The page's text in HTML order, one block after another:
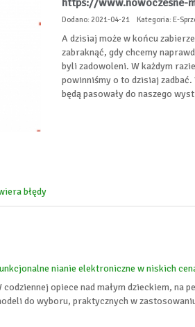
https://www.nowoczesne-
Dodano: 2021-04-21 Kategoria: E-
A dzisiaj może w końcu
zabraknąć, gdy chcemy
byli zadowoleni. W każdym
powinniśmy o to dzisiaj
będą pasowały do naszego
błędy
nianie elektroniczne w niskich
codziennej opiece nad małym dzieckiem, na
do wyboru, praktycznych w